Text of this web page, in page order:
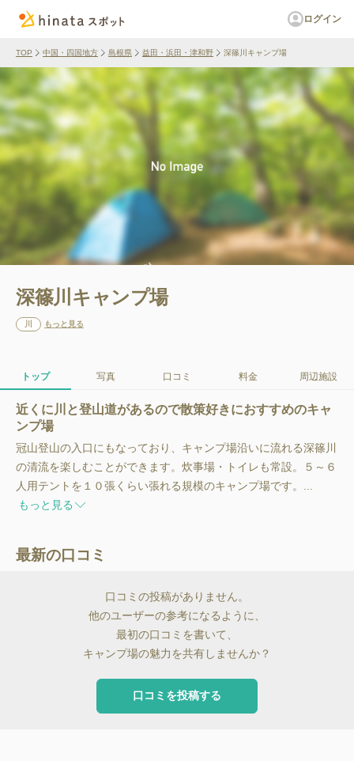
ログイン
TOP 中国・四国地方 島根県 益田・浜田・津和野 深篠川キャンプ場
深篠川キャンプ場
もっと見る
トップ 写真 口コミ 料金 周辺施設
近くに川と登山道があるので散策好きにおすすめのキャ
ンプ場
冠山登山の入口にもなっており、キャンプ場沿いに流れる深篠川
の清流を楽しむことができます。炊事場・トイレも常設。５～６
人用テントを１０張くらい張れる規模のキャンプ場です。...
もっと見る
最新の口コミ
口コミの投稿がありません。
他のユーザーの参考になるように、
最初の口コミを書いて、
キャンプ場の魅力を共有しませんか？
口コミを投稿する